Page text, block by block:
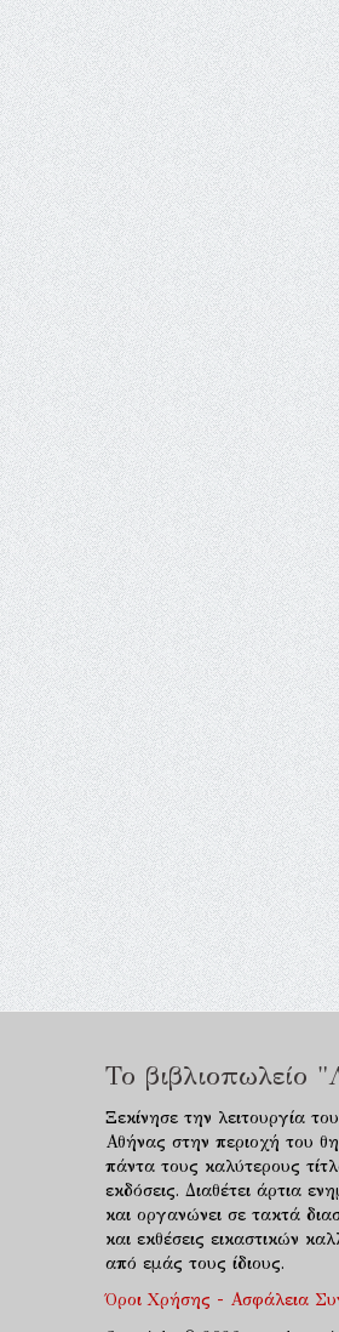
Το βιβλιοπωλείο
Ξεκίνησε την λειτουργία
Αθήνας στην περιοχή του
πάντα τους καλύτερους
εκδόσεις. Διαθέτει άρτια
και οργανώνει σε τακτά
και εκθέσεις εικαστικών
από εμάς τους ίδιους.
Όροι Χρήσης - Ασφάλεια